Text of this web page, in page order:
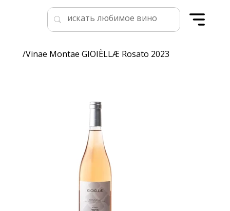
/Vinae Montae GIOIÈLLÆ Rosato 2023